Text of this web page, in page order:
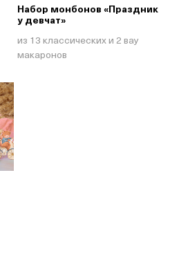
Набор монбонов «Праздник
у девчат»
из 13 классических и 2 вау
макаронов